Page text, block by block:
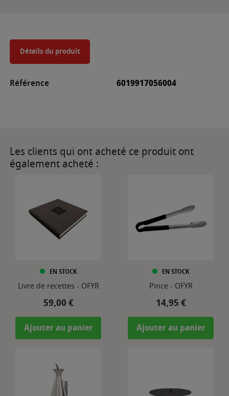
Détails du produit
Référence 6019917056004
Les clients qui ont acheté ce produit ont
également acheté :
EN STOCK
Livre de recettes - OFYR
Prix
59,00 €
Ajouter au panier
EN STOCK
Pince - OFYR
Prix
14,95 €
Ajouter au panier